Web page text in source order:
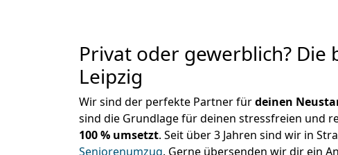
Privat oder gewerblich? Die
Leipzig
Wir sind der perfekte Partner fürdeinen
sind die Grundlage für deinen stressfreien und
100 % umsetzt. Seit über 3 Jahren sind wir in
Seniorenumzug. Gerne übersenden wir dir ein